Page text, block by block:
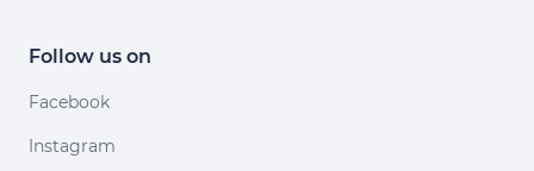
Follow us on
Facebook
Instagram